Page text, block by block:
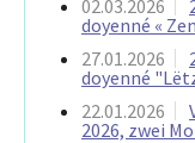
02.03.2026
doyenné «
27.01.2026
doyenné
22.01.2026
2026, zwei